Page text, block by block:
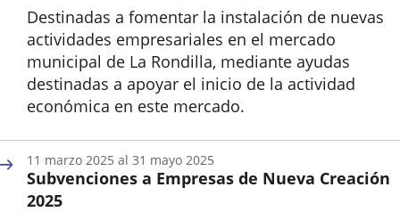
Destinadas a fomentar la instalación de nuevas
actividades empresariales en el mercado
municipal de La Rondilla, mediante ayudas
destinadas a apoyar el inicio de la actividad
económica en este mercado.
Inicio
Subvenciones a Empresas de Nueva Creación
2025
11 marzo 2025 al 31 mayo 2025